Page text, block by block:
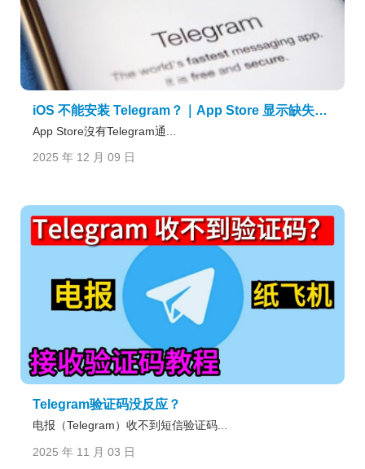
iOS 不能安装 Telegram？｜App Store 显示缺失原因、恢复步骤与替代下载懒人包
App Store沒有Telegram通...
2025 年 12 月 09 日
Telegram验证码没反应？
电报（Telegram）收不到短信验证码...
2025 年 11 月 03 日